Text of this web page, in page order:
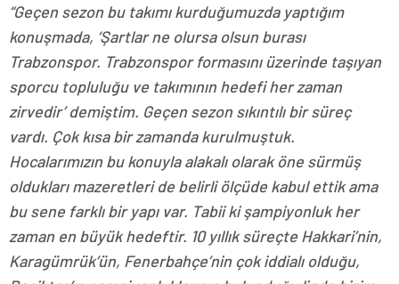
“Geçen sezon bu takımı kurduğumuzda yaptığım
konuşmada, ‘Şartlar ne olursa olsun burası
Trabzonspor. Trabzonspor formasını üzerinde taşıyan
sporcu topluluğu ve takımının hedefi her zaman
zirvedir’ demiştim. Geçen sezon sıkıntılı bir süreç
vardı. Çok kısa bir zamanda kurulmuştuk.
Hocalarımızın bu konuyla alakalı olarak öne sürmüş
oldukları mazeretleri de belirli ölçüde kabul ettik ama
bu sene farklı bir yapı var. Tabii ki şampiyonluk her
zaman en büyük hedeftir. 10 yıllık süreçte Hakkari’nin,
Karagümrük’ün, Fenerbahçe’nin çok iddialı olduğu,